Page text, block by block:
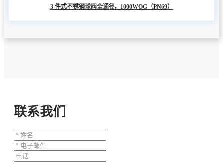
3 件式不锈钢球阀全通径，1000WOG（PN69）
联系我们